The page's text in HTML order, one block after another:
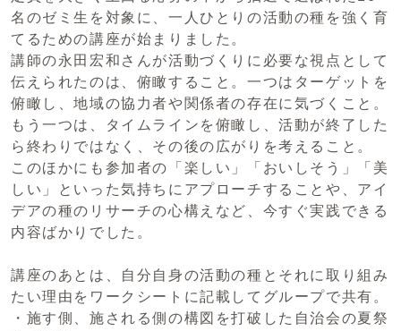
名のゼミ生を対象に、一人ひとりの活動の種を強く育
てるための講座が始まりました。
講師の永田宏和さんが活動づくりに必要な視点として
伝えられたのは、俯瞰すること。一つはターゲットを
俯瞰し、地域の協力者や関係者の存在に気づくこと。
もう一つは、タイムラインを俯瞰し、活動が終了した
ら終わりではなく、その後の広がりを考えること。
このほかにも参加者の「楽しい」「おいしそう」「美
しい」といった気持ちにアプローチすることや、アイ
デアの種のリサーチの心構えなど、今すぐ実践できる
内容ばかりでした。
講座のあとは、自分自身の活動の種とそれに取り組み
たい理由をワークシートに記載してグループで共有。
・施す側、施される側の構図を打破した自治会の夏祭